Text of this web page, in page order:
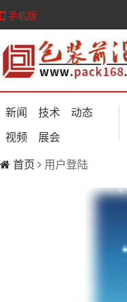
手机版
新闻 技术
动态
视频
展会
首页
用户登陆